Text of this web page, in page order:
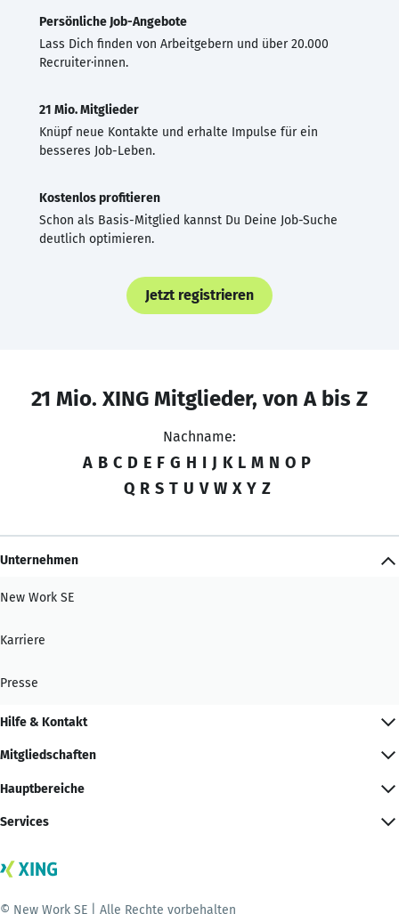
Persönliche Job-Angebote
Lass Dich finden von Arbeitgebern und über 20.000
Recruiter·innen.
21 Mio. Mitglieder
Knüpf neue Kontakte und erhalte Impulse für ein
besseres Job-Leben.
Kostenlos profitieren
Schon als Basis-Mitglied kannst Du Deine Job-Suche
deutlich optimieren.
Jetzt registrieren
21 Mio. XING Mitglieder, von A bis Z
Nachname:
A B C D E F G H I J K L M N O P
Q R S T U V W X Y Z
Unternehmen
New Work SE
Karriere
Presse
Hilfe & Kontakt
Mitgliedschaften
Hauptbereiche
Services
© New Work SE | Alle Rechte vorbehalten